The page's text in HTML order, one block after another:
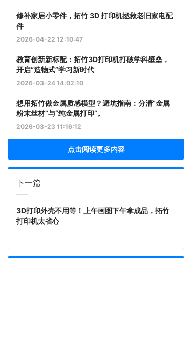
修补家居小零件，拓竹 3D 打印机拯救老旧家电配
件
2026-04-22 12:10:47
教育创新新标配：拓竹3D打印机打破学科壁垒，
开启“造物式”学习新时代
2026-03-24 14:02:10
想用拓竹做金属质感模型？避坑指南：分清“金属
粉末丝材”与“纯金属打印”。
2026-03-23 11:16:12
点击阅读更多内容
下一篇
3D打印外壳不用等！上午画图下午拿成品，拓竹
打印机太省心